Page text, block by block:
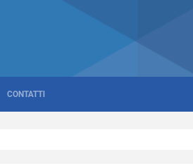
CONTATTI